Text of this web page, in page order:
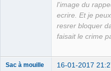
l'image du
ecrire. Et je
resrer bloquer
faisait le crime
Sac à mouille 16-01-2017